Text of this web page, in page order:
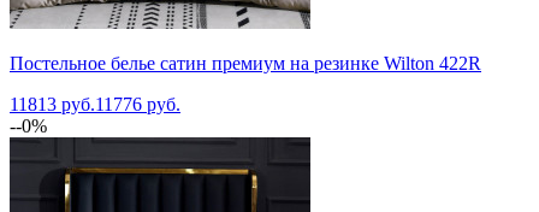
Постельное белье сатин премиум на резинке Wilton 422R
11813 руб.11776 руб.
--0%